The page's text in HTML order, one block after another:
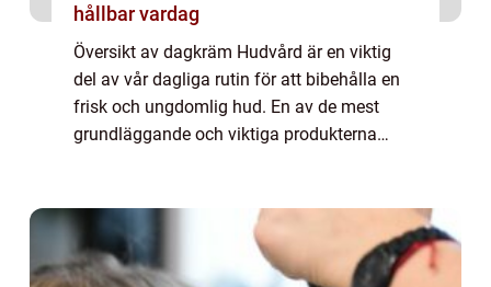
hållbar vardag
Översikt av dagkräm Hudvård är en viktig
del av vår dagliga rutin för att bibehålla en
frisk och ungdomlig hud. En av de mest
grundläggande och viktiga produkterna